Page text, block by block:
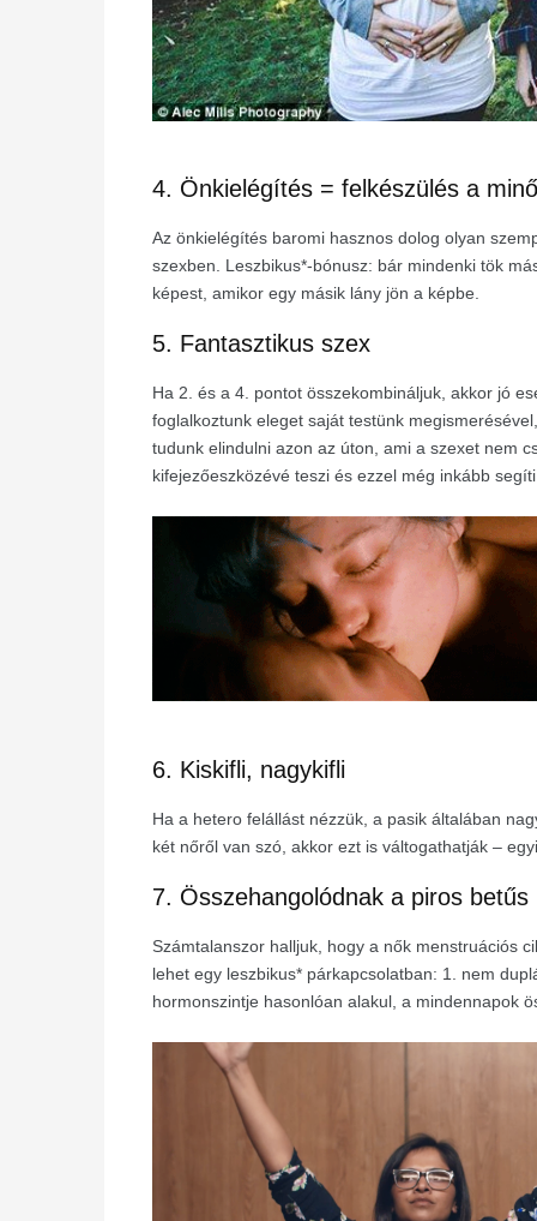
4. Önkielégítés = felkészülés a
Az önkielégítés baromi hasznos dolog olyan
szexben. Leszbikus*-bónusz: bár mindenki tök
képest, amikor egy másik lány jön a képbe.
5. Fantasztikus szex
Ha 2. és a 4. pontot összekombináljuk, akkor jó
foglalkoztunk eleget saját testünk
tudunk elindulni azon az úton, ami a szexet nem
kifejezőeszközévé teszi és ezzel még inkább
6. Kiskifli, nagykifli
Ha a hetero felállást nézzük, a pasik általában
két nőről van szó, akkor ezt is váltogathatják –
7. Összehangolódnak a piros betűs
Számtalanszor halljuk, hogy a nők menstruációs
lehet egy leszbikus* párkapcsolatban: 1. nem
hormonszintje hasonlóan alakul, a mindennapok